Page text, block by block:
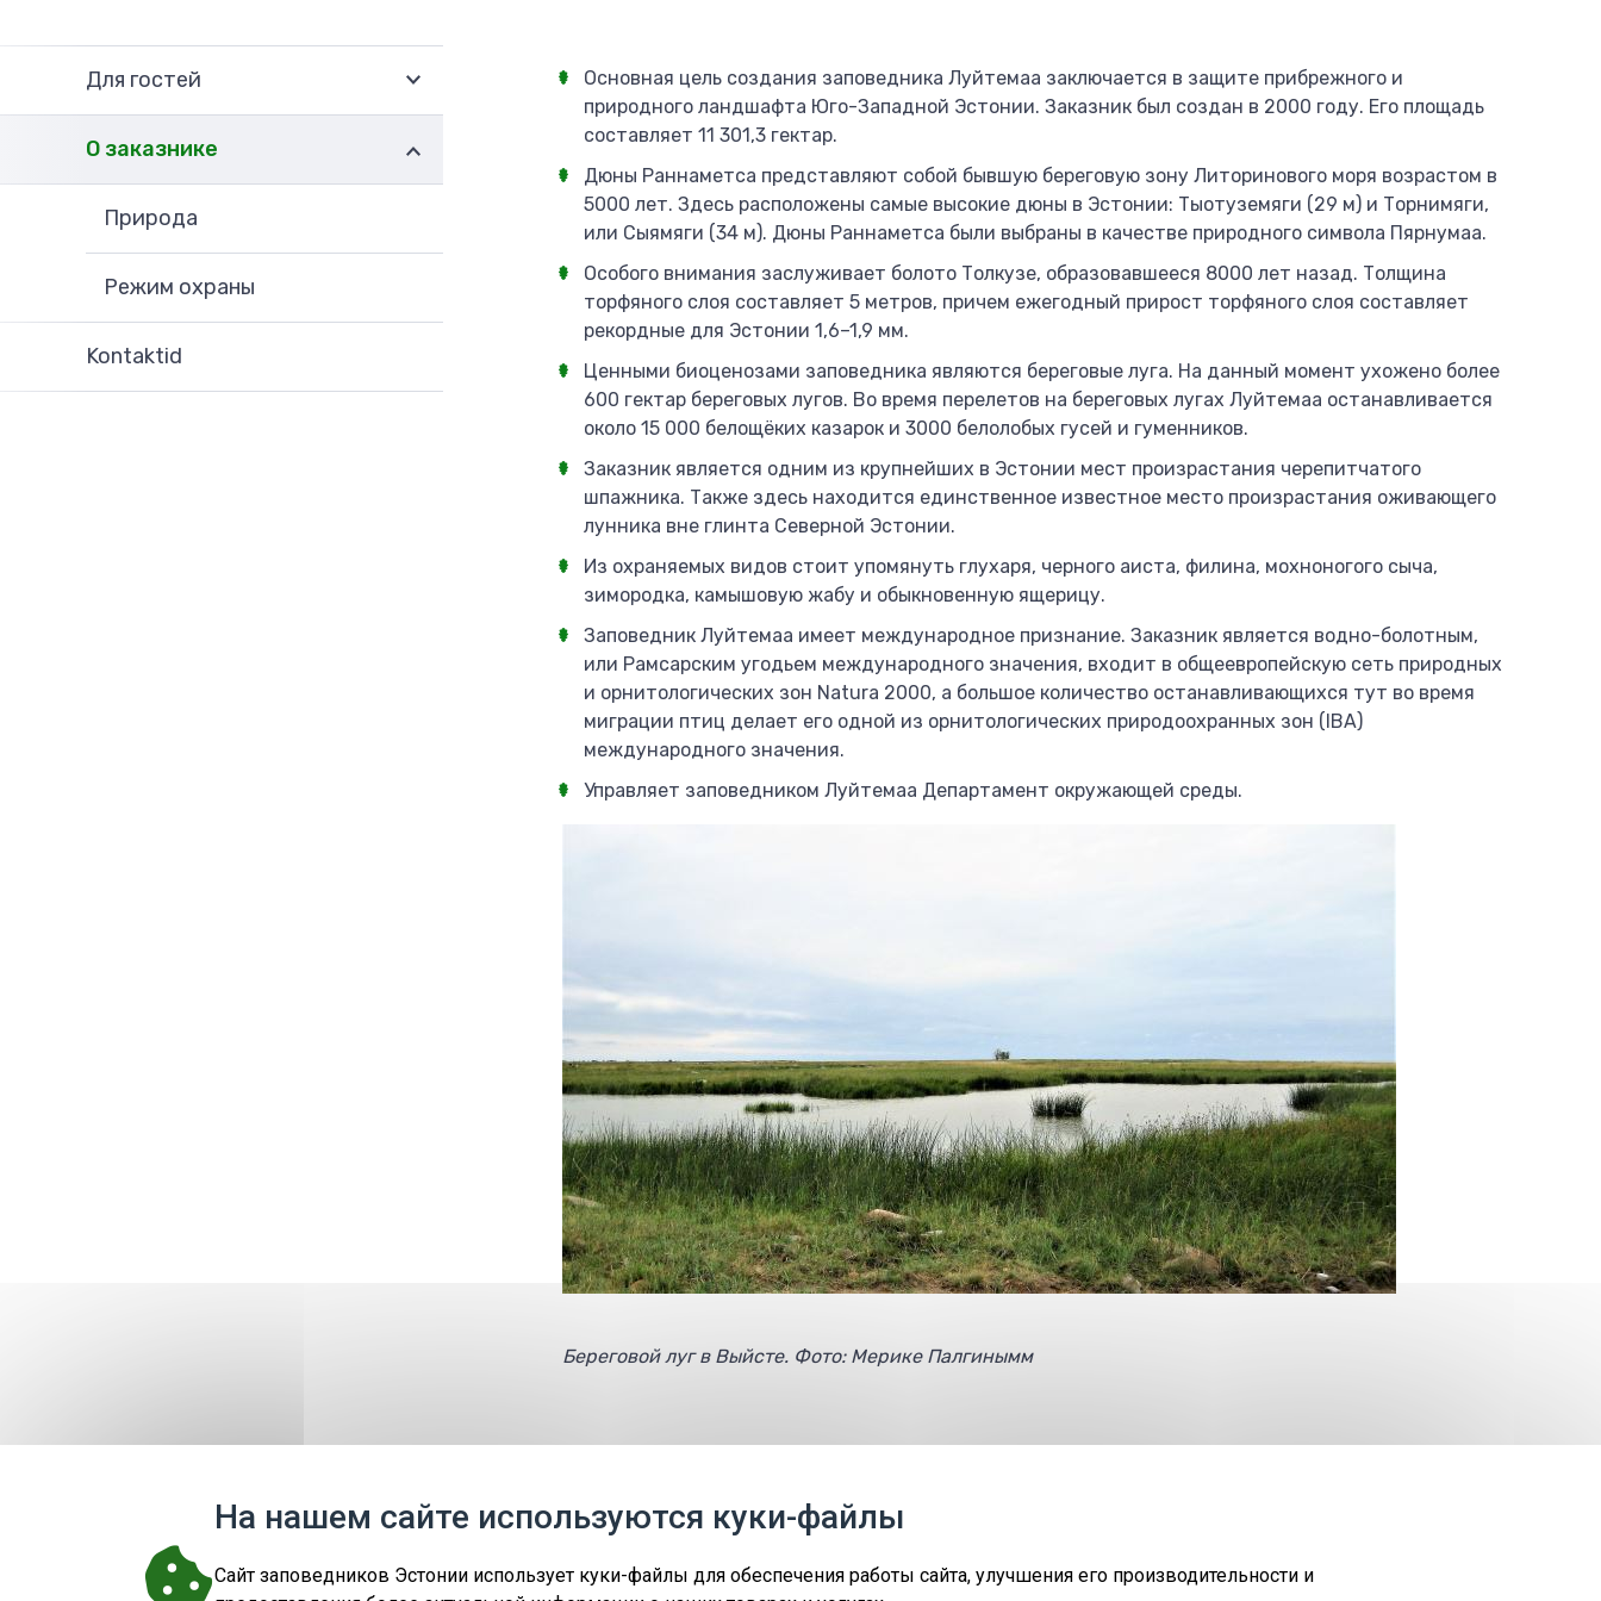
Для гостей
О заказнике
Природа
Режим охраны
Kontaktid
Основная цель создания заповедника Луйтемаа заключается в защите прибрежного и
природного ландшафта Юго-Западной Эстонии. Заказник был создан в 2000 году. Его площадь
составляет 11 301,3 гектар.
Дюны Раннаметса представляют собой бывшую береговую зону Литоринового моря возрастом в
5000 лет. Здесь расположены самые высокие дюны в Эстонии: Тыотуземяги (29 м) и Торнимяги,
или Сыямяги (34 м). Дюны Раннаметса были выбраны в качестве природного символа Пярнумаа.
Особого внимания заслуживает болото Толкузе, образовавшееся 8000 лет назад. Толщина
торфяного слоя составляет 5 метров, причем ежегодный прирост торфяного слоя составляет
рекордные для Эстонии 1,6–1,9 мм.
Ценными биоценозами заповедника являются береговые луга. На данный момент ухожено более
600 гектар береговых лугов. Во время перелетов на береговых лугах Луйтемаа останавливается
около 15 000 белощёких казарок и 3000 белолобых гусей и гуменников.
Заказник является одним из крупнейших в Эстонии мест произрастания черепитчатого
шпажника. Также здесь находится единственное известное место произрастания оживающего
лунника вне глинта Северной Эстонии.
Из охраняемых видов стоит упомянуть глухаря, черного аиста, филина, мохноногого сыча,
зимородка, камышовую жабу и обыкновенную ящерицу.
Заповедник Луйтемаа имеет международное признание. Заказник является водно-болотным,
или Рамсарским угодьем международного значения, входит в общеевропейскую сеть природных
и орнитологических зон Natura 2000, а большое количество останавливающихся тут во время
миграции птиц делает его одной из орнитологических природоохранных зон (IBA)
международного значения.
Управляет заповедником Луйтемаа Департамент окружающей среды.
Береговой луг в Выйсте. Фото: Мерике Палгинымм
Co-funded by the European Union.
The European Union and the granting authority cannot be
На нашем сайте используются куки-файлы
Cайт заповедников Эстонии использует куки-файлы для обеспечения работы сайта, улучшения его производительности и